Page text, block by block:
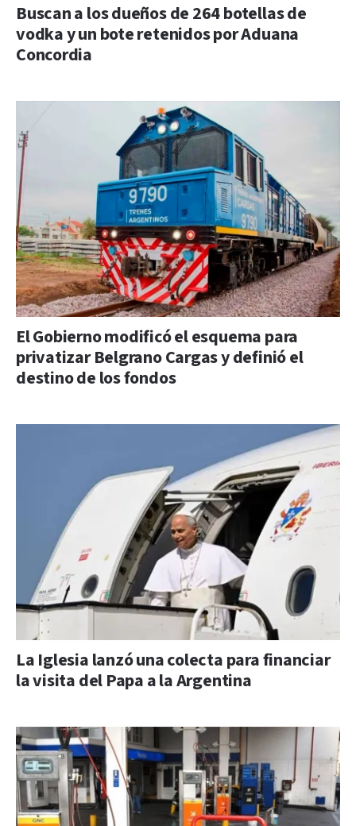
Buscan a los dueños de 264 botellas de
vodka y un bote retenidos por Aduana
Concordia
El Gobierno modificó el esquema para
privatizar Belgrano Cargas y definió el
destino de los fondos
La Iglesia lanzó una colecta para financiar
la visita del Papa a la Argentina